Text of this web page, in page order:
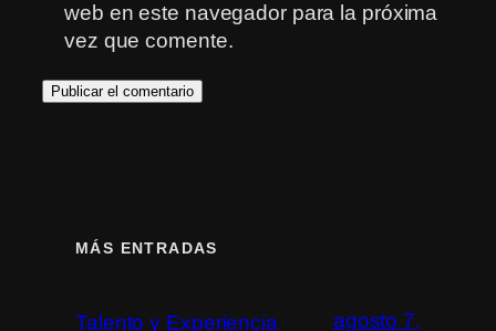
web en este navegador para la próxima
vez que comente.
MÁS ENTRADAS
Talento y Experiencia
agosto 7,